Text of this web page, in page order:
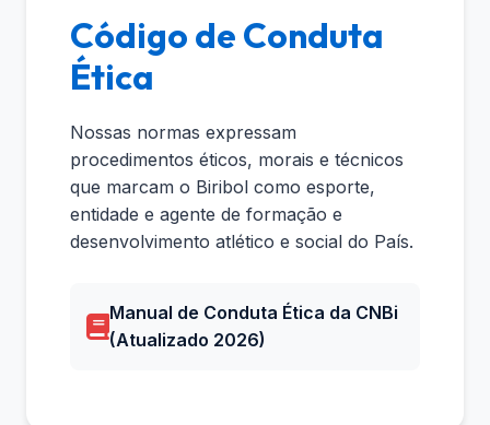
Código de Conduta
Ética
Nossas normas expressam
procedimentos éticos, morais e técnicos
que marcam o Biribol como esporte,
entidade e agente de formação e
desenvolvimento atlético e social do País.
Manual de Conduta Ética da CNBi
(Atualizado 2026)